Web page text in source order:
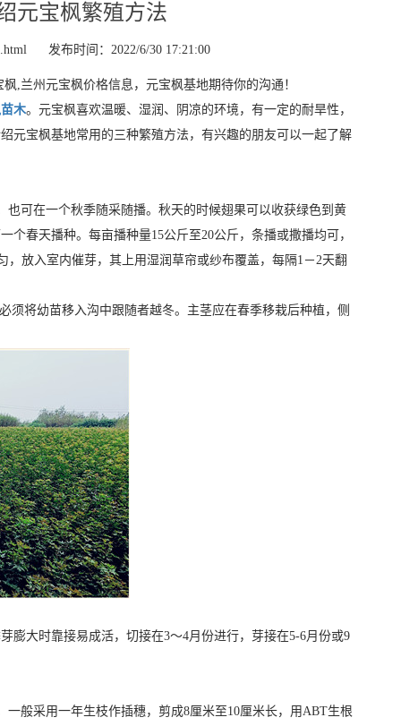
元宝枫繁殖方法
发布时间：2022/6/30 17:21:00
,兰州元宝枫价格信息，元宝枫基地期待你的沟通！
木。元宝枫喜欢温暖、湿润、阴凉的环境，有一定的耐旱性，
元宝枫基地常用的三种繁殖方法，有兴趣的朋友可以一起了解
可在一个秋季随采随播。秋天的时候翅果可以收获绿色到黄
春天播种。每亩播种量15公斤至20公斤，条播或撒播均可，
放入室内催芽，其上用湿润草帘或纱布覆盖，每隔1－2天翻
将幼苗移入沟中跟随者越冬。主茎应在春季移栽后种植，侧
膨大时靠接易成活，切接在3～4月份进行，芽接在5-6月份或9
般采用一年生枝作插穗，剪成8厘米至10厘米长，用ABT生根